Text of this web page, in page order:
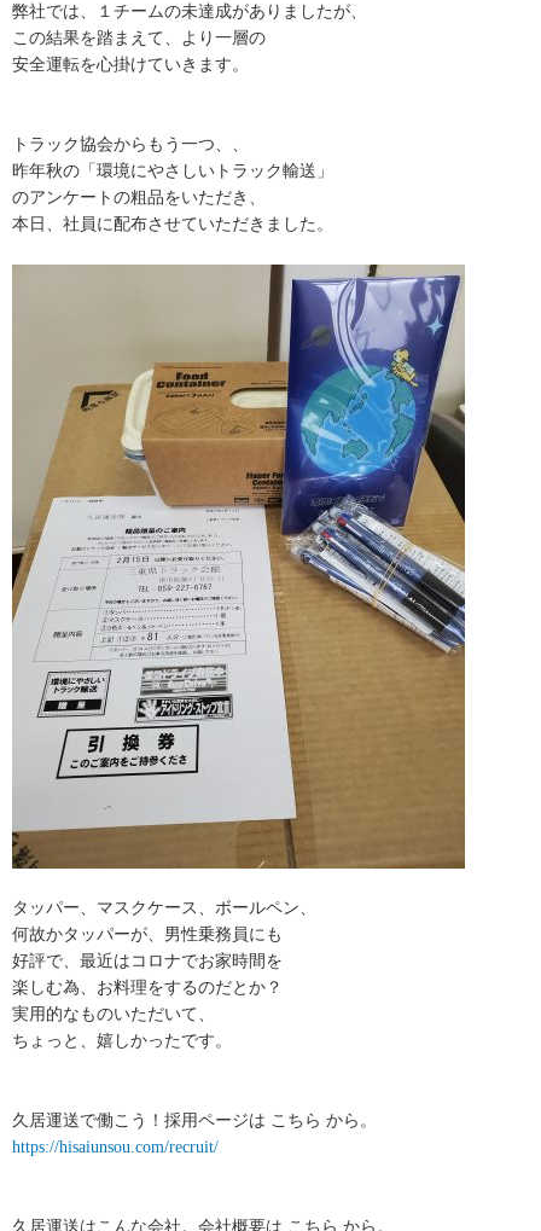
弊社では、１チームの未達成がありましたが、
この結果を踏まえて、より一層の
安全運転を心掛けていきます。
トラック協会からもう一つ、、
昨年秋の「環境にやさしいトラック輸送」
のアンケートの粗品をいただき、
本日、社員に配布させていただきました。
タッパー、マスクケース、ボールペン、
何故かタッパーが、男性乗務員にも
好評で、最近はコロナでお家時間を
楽しむ為、お料理をするのだとか？
実用的なものいただいて、
ちょっと、嬉しかったです。
久居運送で働こう！採用ページは こちら から。
https://hisaiunsou.com/recruit/
久居運送はこんな会社。会社概要は こちら から。